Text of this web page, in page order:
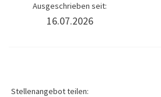
Ausgeschrieben seit:
16.07.2026
Stellenangebot teilen: